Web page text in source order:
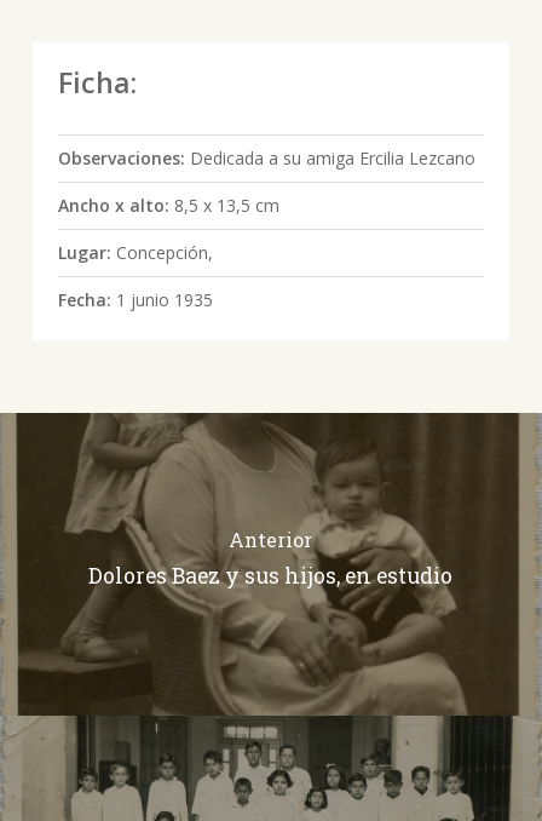
Ficha:
Observaciones: Dedicada a su amiga Ercilia Lezcano
Ancho x alto: 8,5 x 13,5 cm
Lugar: Concepción,
Fecha: 1 junio 1935
Anterior
Dolores Baez y sus hijos, en estudio